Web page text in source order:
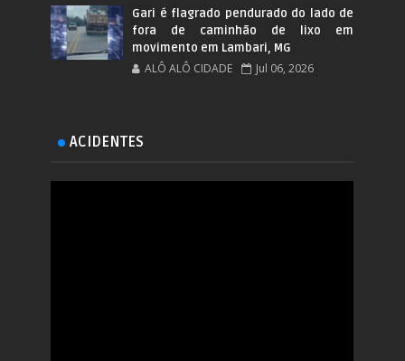
Gari é flagrado pendurado do lado de
fora de caminhão de lixo em
movimento em Lambari, MG
ALÔ ALÔ CIDADE Jul 06, 2026
ACIDENTES